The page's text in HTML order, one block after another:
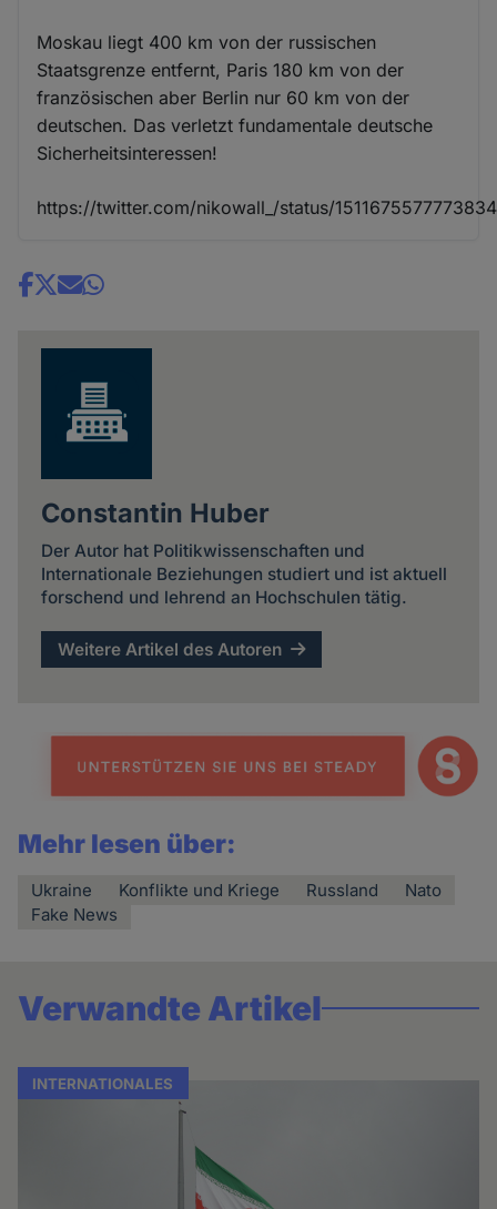
Moskau liegt 400 km von der russischen
Staatsgrenze entfernt, Paris 180 km von der
französischen aber Berlin nur 60 km von der
deutschen. Das verletzt fundamentale deutsche
Sicherheitsinteressen!
https://twitter.com/nikowall_/status/
Share
Constantin Huber
Der Autor hat Politikwissenschaften und
Internationale Beziehungen studiert und ist aktuell
forschend und lehrend an Hochschulen tätig.
Weitere Artikel des Autoren
Mehr lesen über:
Ukraine Konflikte und Kriege Russland
Nato
Fake News
Verwandte Artikel
INTERNATIONALES